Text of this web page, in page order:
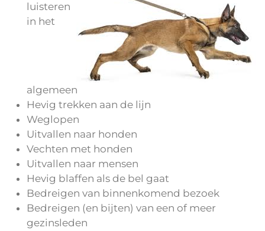
luisteren
in het
algemeen
Hevig trekken aan de lijn
Weglopen
Uitvallen naar honden
Vechten met honden
Uitvallen naar mensen
Hevig blaffen als de bel gaat
Bedreigen van binnenkomend bezoek
Bedreigen (en bijten) van een of meer
gezinsleden